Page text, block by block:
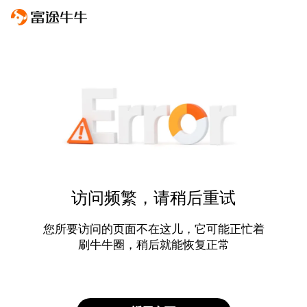
访问频繁，请稍后重试
您所要访问的页面不在这儿，它可能正忙着
刷牛牛圈，稍后就能恢复正常